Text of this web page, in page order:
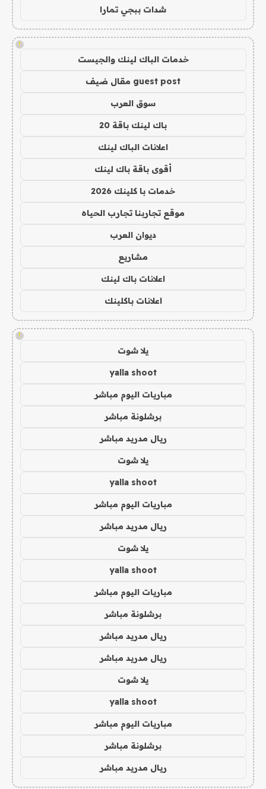
شدات ببجي تمارا
!
خدمات الباك لينك والجيست
guest post مقال ضيف
سوق العرب
باك لينك باقة 20
اعلانات الباك لينك
أقوى باقة باك لينك
خدمات با كلينك 2026
موقع تجاربنا تجارب الحياه
ديوان العرب
مشاريع
اعلانات باك لينك
اعلانات باكلينك
!
يلا شوت
yalla shoot
مباريات اليوم مباشر
برشلونة مباشر
ريال مدريد مباشر
يلا شوت
yalla shoot
مباريات اليوم مباشر
ريال مدريد مباشر
يلا شوت
yalla shoot
مباريات اليوم مباشر
برشلونة مباشر
ريال مدريد مباشر
ريال مدريد مباشر
يلا شوت
yalla shoot
مباريات اليوم مباشر
برشلونة مباشر
ريال مدريد مباشر